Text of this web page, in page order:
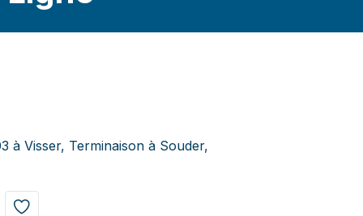
à Visser, Terminaison à Souder,